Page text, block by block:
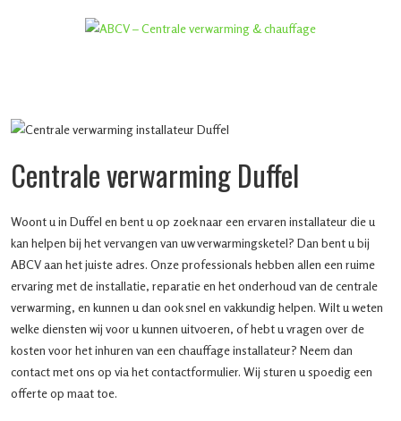
Centrale verwarming Duffel
Woont u in Duffel en bent u op zoek naar een ervaren installateur die u
kan helpen bij het vervangen van uw verwarmingsketel? Dan bent u bij
ABCV aan het juiste adres. Onze professionals hebben allen een ruime
ervaring met de installatie, reparatie en het onderhoud van de centrale
verwarming, en kunnen u dan ook snel en vakkundig helpen. Wilt u weten
welke diensten wij voor u kunnen uitvoeren, of hebt u vragen over de
kosten voor het inhuren van een chauffage installateur? Neem dan
contact met ons op via het contactformulier. Wij sturen u spoedig een
offerte op maat toe.